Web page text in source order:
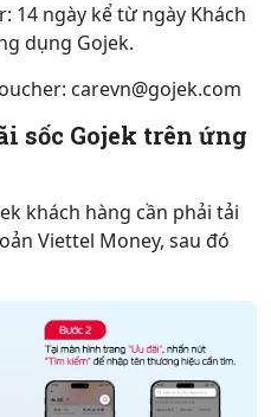
14 ngày kể từ ngày Khách
dụng Gojek.
carevn@gojek.com
sốc Gojek trên ứng
khách hàng cần phải tải
Viettel Money, sau đó